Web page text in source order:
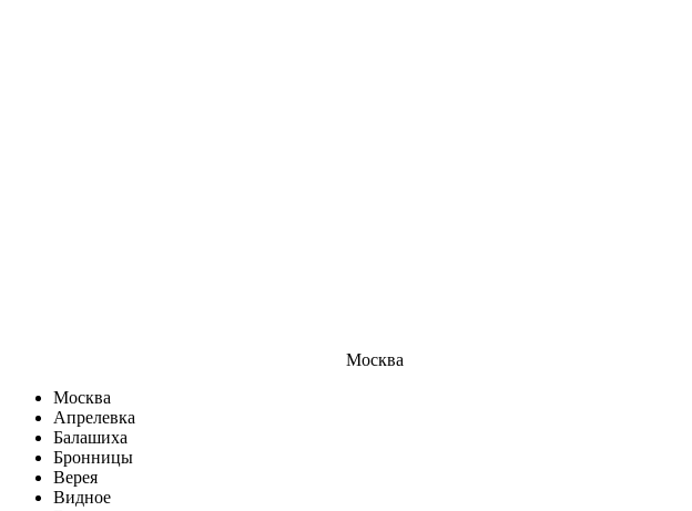
Москва
Москва
Апрелевка
Балашиха
Бронницы
Верея
Видное